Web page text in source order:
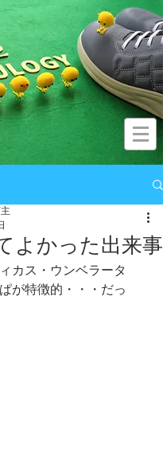
よかった出来事
カス・ウンベラータ
が特徴的・・・だっ